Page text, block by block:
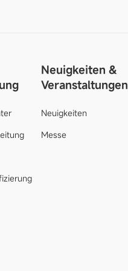
Neuigkeiten &
Veranstaltungen
Neuigkeiten
Messe